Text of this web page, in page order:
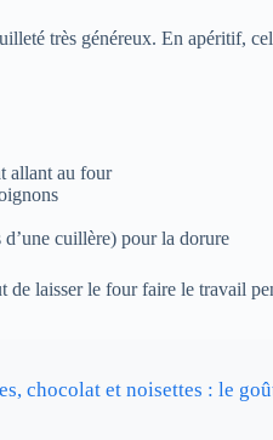
très généreux. En apéritif,
allant au four
cuillère) pour la dorure
de laisser le four faire le travail
chocolat et noisettes : le